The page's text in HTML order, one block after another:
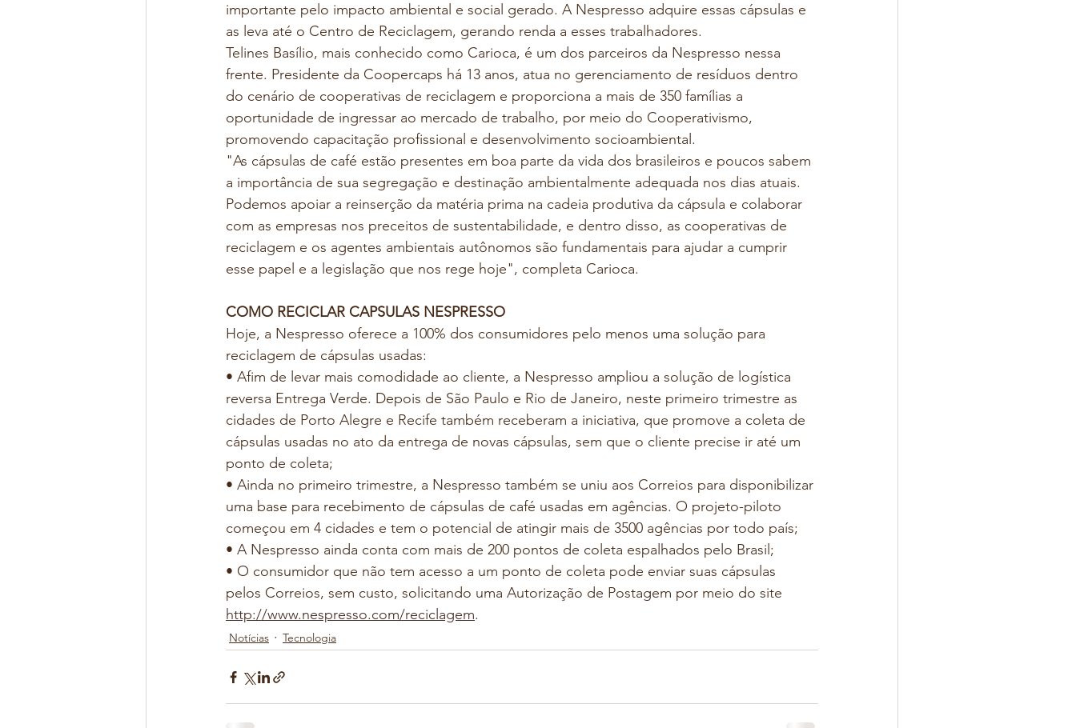
importante pelo impacto ambiental e social gerado. A Nespresso adquire essas cápsulas e
as leva até o Centro de Reciclagem, gerando renda a esses trabalhadores.
Telines Basílio, mais conhecido como Carioca, é um dos parceiros da Nespresso nessa
frente. Presidente da Coopercaps há 13 anos, atua no gerenciamento de resíduos dentro
do cenário de cooperativas de reciclagem e proporciona a mais de 350 famílias a
oportunidade de ingressar ao mercado de trabalho, por meio do Cooperativismo,
promovendo capacitação profissional e desenvolvimento socioambiental.
"As cápsulas de café estão presentes em boa parte da vida dos brasileiros e poucos sabem
a importância de sua segregação e destinação ambientalmente adequada nos dias atuais.
Podemos apoiar a reinserção da matéria prima na cadeia produtiva da cápsula e colaborar
com as empresas nos preceitos de sustentabilidade, e dentro disso, as cooperativas de
reciclagem e os agentes ambientais autônomos são fundamentais para ajudar a cumprir
esse papel e a legislação que nos rege hoje", completa Carioca.
COMO RECICLAR CAPSULAS NESPRESSO
Hoje, a Nespresso oferece a 100% dos consumidores pelo menos uma solução para
reciclagem de cápsulas usadas:
• Afim de levar mais comodidade ao cliente, a Nespresso ampliou a solução de logística
reversa Entrega Verde. Depois de São Paulo e Rio de Janeiro, neste primeiro trimestre as
cidades de Porto Alegre e Recife também receberam a iniciativa, que promove a coleta de
cápsulas usadas no ato da entrega de novas cápsulas, sem que o cliente precise ir até um
ponto de coleta;
• Ainda no primeiro trimestre, a Nespresso também se uniu aos Correios para disponibilizar
uma base para recebimento de cápsulas de café usadas em agências. O projeto-piloto
começou em 4 cidades e tem o potencial de atingir mais de 3500 agências por todo país;
• A Nespresso ainda conta com mais de 200 pontos de coleta espalhados pelo Brasil;
• O consumidor que não tem acesso a um ponto de coleta pode enviar suas cápsulas
pelos Correios, sem custo, solicitando uma Autorização de Postagem por meio do site
http://www.nespresso.com/reciclagem.
Notícias Tecnologia